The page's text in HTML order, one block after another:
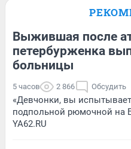
Выжившая после
петербурженка
больницы
5 часов 2 866 Обсудить
«Девчонки, вы
подпольной рюмочной на
YA62.RU